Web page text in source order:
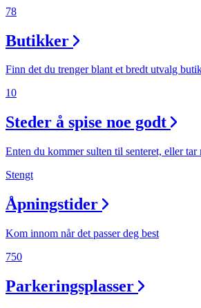
78
Butikker
Finn det du trenger blant et bredt utvalg
10
Steder å spise noe godt
Enten du kommer sulten til senteret, eller tar
Stengt
Åpningstider
Kom innom når det passer deg best
750
Parkeringsplasser